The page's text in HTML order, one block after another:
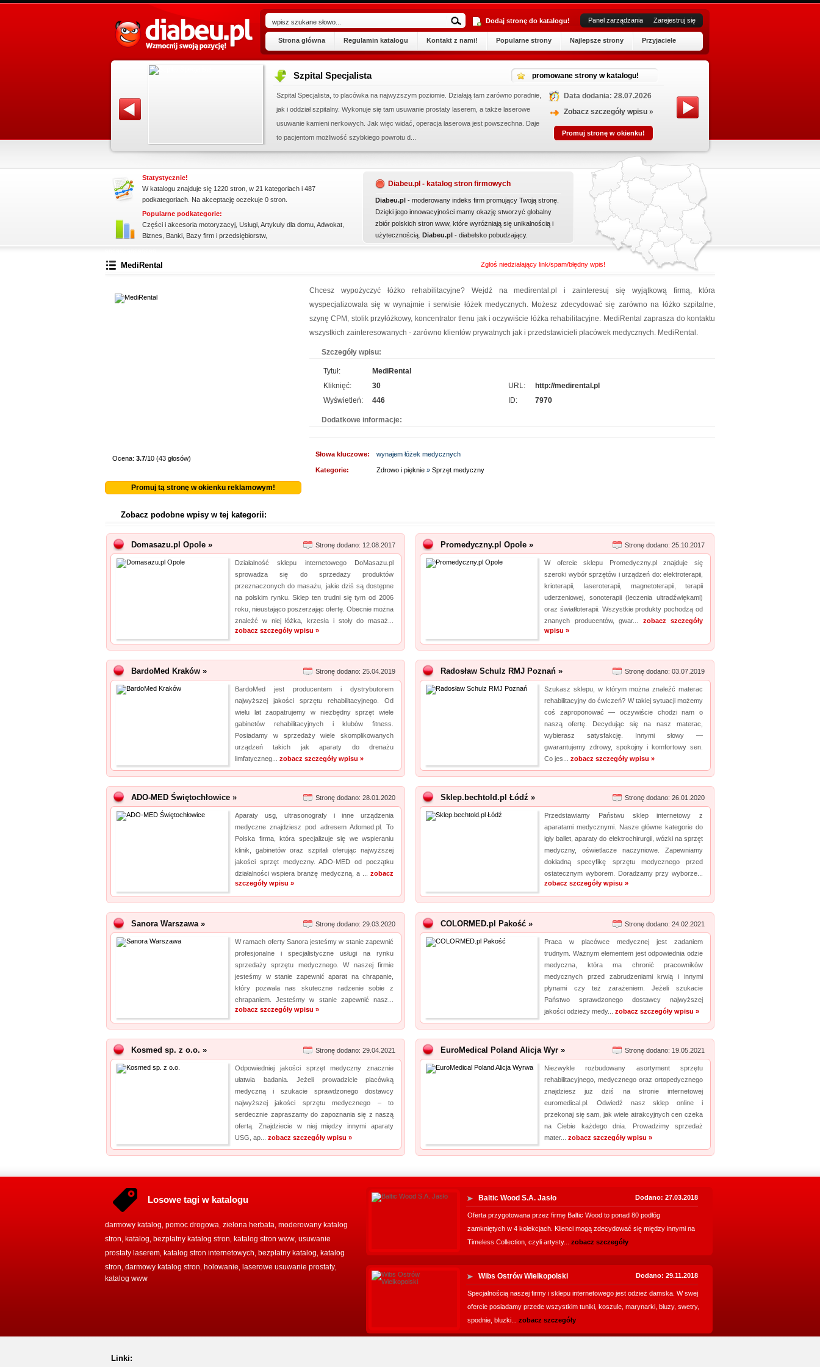
Dodaj stronę do katalogu! Panel zarządzania Zarejestruj się
Strona główna Regulamin katalogu Kontakt z nami! Popularne strony Najlepsze strony Przyjaciele
Data dodania: 16.07.2026
Zobacz szczegóły wpisu »
Promuj stronę w okienku!
Szpital Specjalista promowane strony w katalogu!
Szpital Specjalista, to placówka na najwyższym poziomie. Działają tam zarówno poradnie,
jak i oddział szpitalny. Wykonuje się tam usuwanie prostaty laserem, a także laserowe
usuwanie kamieni nerkowych. Jak więc widać, operacja laserowa jest powszechna. Daje
to pacjentom możliwość szybkiego powrotu d...
Data dodania: 28.07.2026
Zobacz szczegóły wpisu »
Promuj stronę w okienku!
Diabeu.pl - katalog stron firmowych
Diabeu.pl - moderowany indeks firm promujący Twoją stronę.
Dzięki jego innowacyjności mamy okazję stworzyć globalny
zbiór polskich stron www, które wyróżniają się unikalnością i
użytecznością. Diabeu.pl - diabelsko pobudzający.
Statystycznie!
W katalogu znajduje się 1220 stron, w 21 kategoriach i 487
podkategoriach. Na akceptację oczekuje 0 stron.
Popularne podkategorie:
Części i akcesoria motoryzacyj Usługi Artykuły dla domu Adwokat
Biznes
Banki Bazy firm i przedsiębiorstw,
MediRental Zgłoś niedziałający link/spam/błędny wpis!
Ocena: 3.7/10 (43 głosów)
Promuj tą stronę w okienku reklamowym!
Chcesz wypożyczyć łóżko rehabilitacyjne? Wejdź na medirental.pl i zainteresuj się wyjątkową firmą, która
wyspecjalizowała się w wynajmie i serwisie łóżek medycznych. Możesz zdecydować się zarówno na łóżko szpitalne,
szynę CPM, stolik przyłóżkowy, koncentrator tlenu jak i oczywiście łóżka rehabilitacyjne. MediRental zaprasza do kontaktu
wszystkich zainteresowanych - zarówno klientów prywatnych jak i przedstawicieli placówek medycznych. MediRental.
Szczegóły wpisu:
Tytuł:
MediRental
Kliknięć:
30 URL:
http://medirental.pl
Wyświetleń:
446 ID: 7970
Dodatkowe informacje:
Słowa kluczowe: wynajem łóżek medycznych
Kategorie: Zdrowo i pięknie » Sprzęt medyczny
Zobacz podobne wpisy w tej kategorii:
Domasazu.pl Opole » Stronę dodano: 12.08.2017
Działalność sklepu internetowego DoMasazu.pl
sprowadza się do sprzedaży produktów
przeznaczonych do masażu, jakie dziś są dostępne
na polskim rynku. Sklep ten trudni się tym od 2006
roku, nieustająco poszerzając ofertę. Obecnie można
znaleźć w niej łóżka, krzesła i stoły do masaż...
zobacz szczegóły wpisu »
Promedyczny.pl Opole » Stronę dodano: 25.10.2017
W ofercie sklepu Promedyczny.pl znajduje się
szeroki wybór sprzętów i urządzeń do: elektroterapii,
krioterapii, laseroterapii, magnetoterapii, terapii
uderzeniowej, sonoterapii (leczenia ultradźwiękami)
oraz światłoterapii. Wszystkie produkty pochodzą od
znanych producentów, gwar... zobacz szczegóły
wpisu »
BardoMed Kraków » Stronę dodano: 25.04.2019
BardoMed jest producentem i dystrybutorem
najwyższej jakości sprzętu rehabilitacyjnego. Od
wielu lat zaopatrujemy w niezbędny sprzęt wiele
gabinetów rehabilitacyjnych i klubów fitness.
Posiadamy w sprzedaży wiele skomplikowanych
urządzeń takich jak aparaty do drenażu
limfatyczneg... zobacz szczegóły wpisu »
Radosław Schulz RMJ Poznań » Stronę dodano: 03.07.2019
Szukasz sklepu, w którym można znaleźć materac
rehabilitacyjny do ćwiczeń? W takiej sytuacji możemy
coś zaproponować — oczywiście chodzi nam o
naszą ofertę. Decydując się na nasz materac,
wybierasz satysfakcję. Innymi słowy —
gwarantujemy zdrowy, spokojny i komfortowy sen.
Co jes... zobacz szczegóły wpisu »
ADO-MED Świętochłowice » Stronę dodano: 28.01.2020
Aparaty usg, ultrasonografy i inne urządzenia
medyczne znajdziesz pod adresem Adomed.pl. To
Polska firma, która specjalizuje się we wspieraniu
klinik, gabinetów oraz szpitali oferując najwyższej
jakości sprzęt medyczny. ADO-MED od początku
działalności wspiera branżę medyczną, a ... zobacz
szczegóły wpisu »
Sklep.bechtold.pl Łódź » Stronę dodano: 26.01.2020
Przedstawiamy Państwu sklep internetowy z
aparatami medycznymi. Nasze główne kategorie do
igły ballet, aparaty do elektrochirurgii, wózki na sprzęt
medyczny, oświetlacze naczyniowe. Zapewniamy
dokładną specyfikę sprzętu medycznego przed
ostatecznym wyborem. Doradzamy przy wyborze...
zobacz szczegóły wpisu »
Sanora Warszawa » Stronę dodano: 29.03.2020
W ramach oferty Sanora jesteśmy w stanie zapewnić
profesjonalne i specjalistyczne usługi na rynku
sprzedaży sprzętu medycznego. W naszej firmie
jesteśmy w stanie zapewnić aparat na chrapanie,
który pozwala nas skuteczne radzenie sobie z
chrapaniem. Jesteśmy w stanie zapewnić nasz...
zobacz szczegóły wpisu »
COLORMED.pl Pakość » Stronę dodano: 24.02.2021
Praca w placówce medycznej jest zadaniem
trudnym. Ważnym elementem jest odpowiednia odzie
medyczna, która ma chronić pracowników
medycznych przed zabrudzeniami krwią i innymi
płynami czy też zarażeniem. Jeżeli szukacie
Państwo sprawdzonego dostawcy najwyższej
jakości odzieży medy... zobacz szczegóły wpisu »
Kosmed sp. z o.o. » Stronę dodano: 29.04.2021
Odpowiedniej jakości sprzęt medyczny znacznie
ułatwia badania. Jeżeli prowadzicie placówką
medyczną i szukacie sprawdzonego dostawcy
najwyższej jakości sprzętu medycznego – to
serdecznie zapraszamy do zapoznania się z naszą
ofertą. Znajdziecie w niej między innymi aparaty
USG, ap... zobacz szczegóły wpisu »
EuroMedical Poland Alicja Wyr » Stronę dodano: 19.05.2021
Niezwykle rozbudowany asortyment sprzętu
rehabilitacyjnego, medycznego oraz ortopedycznego
znajdziesz już dziś na stronie internetowej
euromedical.pl. Odwiedź nasz sklep online i
przekonaj się sam, jak wiele atrakcyjnych cen czeka
na Ciebie każdego dnia. Prowadzimy sprzedaż
mater... zobacz szczegóły wpisu »
Losowe tagi w katalogu
darmowy katalog pomoc drogowa zielona herbata moderowany katalog
stron katalog bezpłatny katalog stron katalog stron www usuwanie
prostaty laserem katalog stron internetowych bezpłatny katalog katalog
stron darmowy katalog stron holowanie laserowe usuwanie prostaty
katalog www
Baltic Wood S.A. Jasło Dodano: 27.03.2018
Oferta przygotowana przez firmę Baltic Wood to ponad 80 podłóg
zamkniętych w 4 kolekcjach. Klienci mogą zdecydować się między innymi na
Timeless Collection, czyli artysty... zobacz szczegóły
Wibs Ostrów Wielkopolski Dodano: 29.11.2018
Specjalnością naszej firmy i sklepu internetowego jest odzież damska. W swej
ofercie posiadamy przede wszystkim tuniki, koszule, marynarki, bluzy, swetry,
spodnie, bluzki... zobacz szczegóły
Linki: